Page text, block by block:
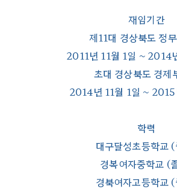
재임기간
제11대 경상북도 정
2011년 11월 1일 ~ 2014
초대 경상북도 경제
2014년 11월 1일 ~ 2015
학력
대구달성초등학교
경복여자중학교 (
경북여자고등학교